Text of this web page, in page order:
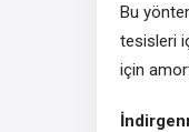
Bu
tesisleri
için